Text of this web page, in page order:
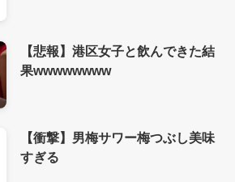
【悲報】港区女子と飲んできた結
果wwwwwwww
【衝撃】男梅サワー梅つぶし美味
すぎる